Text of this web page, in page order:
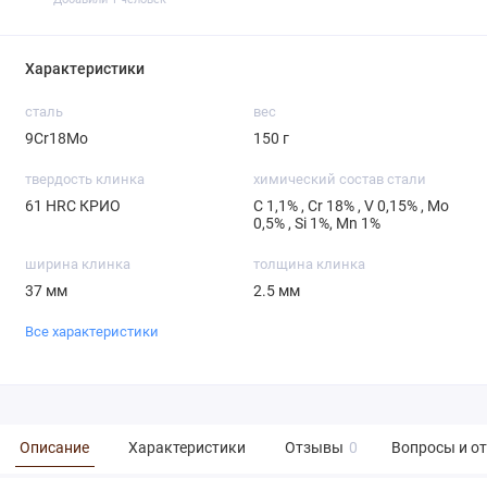
Характеристики
сталь
9Cr18Mo
вес
150 г
твердость клинка
61 HRC КРИО
химический состав стали
С 1,1% , Cr 18% , V 0,15% , Mo
0,5% , Si 1%, Mn 1%
ширина клинка
37 мм
толщина клинка
2.5 мм
Все характеристики
Описание Характеристики Отзывы 0 Вопросы и